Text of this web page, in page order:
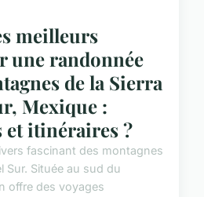
meilleurs
une randonnée
de la Sierra
Mexique :
et itinéraires ?
fascinant des montagnes
Sur. Située au sud du
offre des voyages